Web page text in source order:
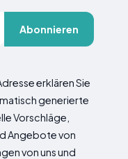
Abonnieren
erklären Sie
generierte
Vorschläge,
Angebote von
von uns und